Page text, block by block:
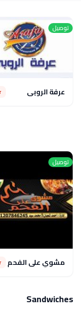
توصيل
عرفة الروبى
توصيل
مشوي علي الفحم
Sandwiches